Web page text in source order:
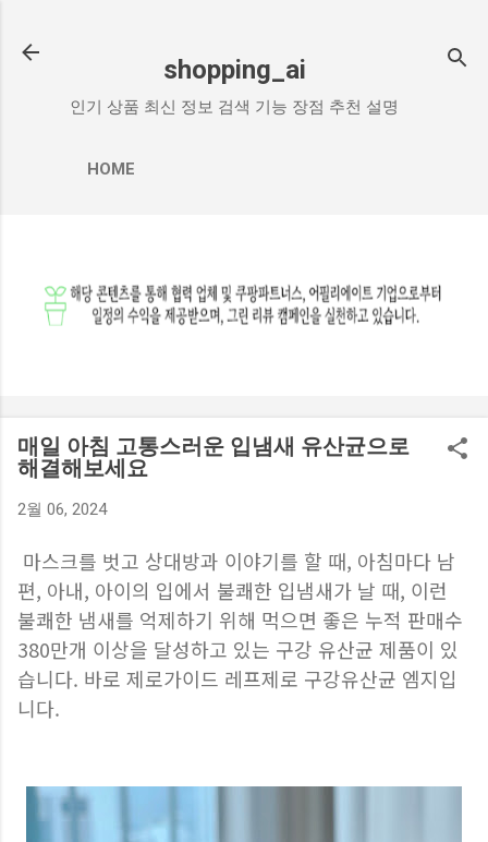
shopping_ai
인기 상품 최신 정보 검색 기능 장점 추천 설명
HOME
매일 아침 고통스러운 입냄새 유산균으로
해결해보세요
2월 06, 2024
마스크를 벗고 상대방과 이야기를 할 때, 아침마다 남
편, 아내, 아이의 입에서 불쾌한 입냄새가 날 때, 이런
불쾌한 냄새를 억제하기 위해 먹으면 좋은 누적 판매수
380만개 이상을 달성하고 있는 구강 유산균 제품이 있
습니다. 바로 제로가이드 레프제로 구강유산균 엠지입
니다.